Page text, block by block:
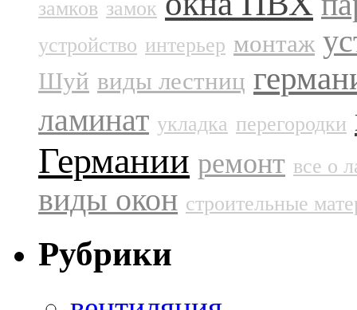
замков замок
устройство интерьер монтаж
Шуй виды лестниц
ламинат укладка перегородки
Германии ремонт все о
виды окон строительные
Рубрики